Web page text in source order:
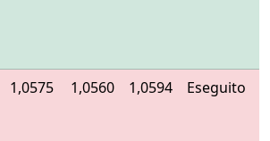
1,0575 1,0560 1,0594 Eseguito